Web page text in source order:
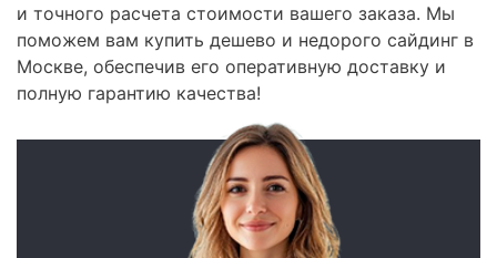
и точного расчета стоимости вашего заказа. Мы
поможем вам купить дешево и недорого сайдинг в
Москве, обеспечив его оперативную доставку и
полную гарантию качества!